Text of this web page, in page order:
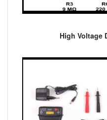
High Voltage